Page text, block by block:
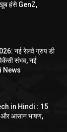
खूब हंसे GenZ,
नई रेलवे ग्रुप डी
संभव, नई
News
in Hindi : 15
और आसान भाषण,